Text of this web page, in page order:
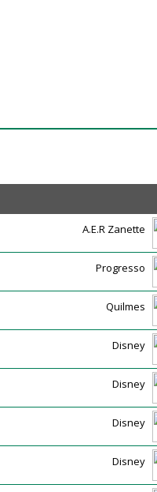
A.E.R Zanette
Progresso
Quilmes
Disney
Disney
Disney
Disney